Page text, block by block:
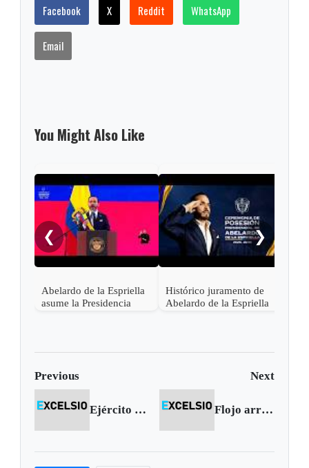
Facebook X Reddit WhatsApp
Email
You Might Also Like
❮
Abelardo de la Espriella
asume la Presidencia
Histórico juramento de
Abelardo de la Espriella
❯
Previous Next
Ejército da golpes al terrorismo en Sugamuxi Flojo arranque de los boyacenses en Táchira